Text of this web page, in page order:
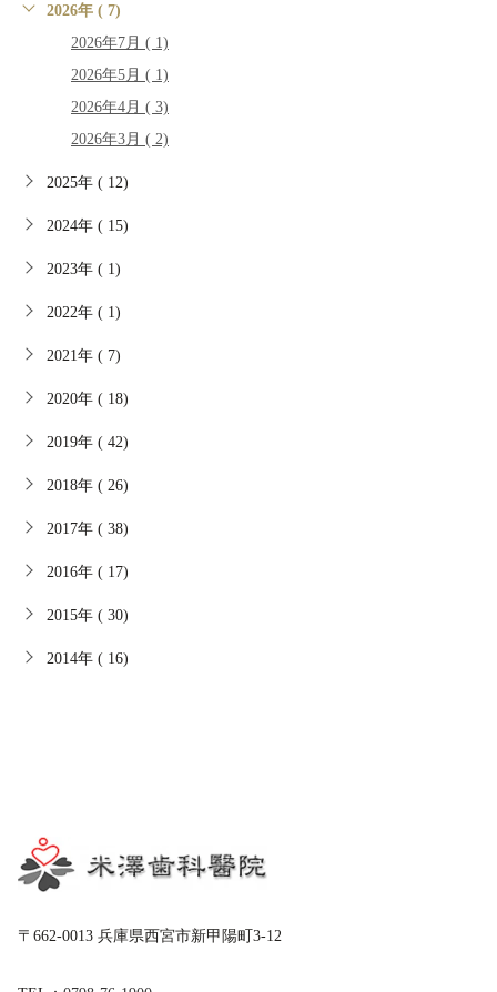
2026年 ( 7)
2026年7月 ( 1)
2026年5月 ( 1)
2026年4月 ( 3)
2026年3月 ( 2)
2025年 ( 12)
2024年 ( 15)
2023年 ( 1)
2022年 ( 1)
2021年 ( 7)
2020年 ( 18)
2019年 ( 42)
2018年 ( 26)
2017年 ( 38)
2016年 ( 17)
2015年 ( 30)
2014年 ( 16)
〒662-0013 兵庫県西宮市新甲陽町3-12